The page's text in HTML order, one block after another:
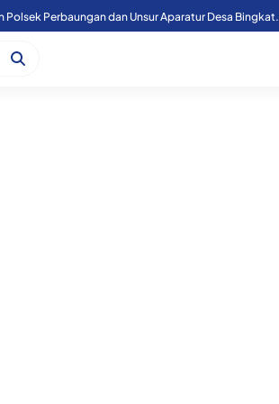
Polsek Perbaungan dan Unsur Aparatur Desa Bingkat.